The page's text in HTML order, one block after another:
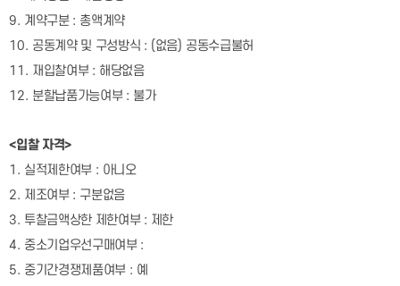
9. 계약구분 : 총액계약
10. 공동계약 및 구성방식 : (없음) 공동수급불허
11. 재입찰여부 : 해당없음
12. 분할납품가능여부 : 불가
<입찰 자격>
1. 실적제한여부 : 아니오
2. 제조여부 : 구분없음
3. 투찰금액상한 제한여부 : 제한
4. 중소기업우선구매여부 :
5. 중기간경쟁제품여부 : 예